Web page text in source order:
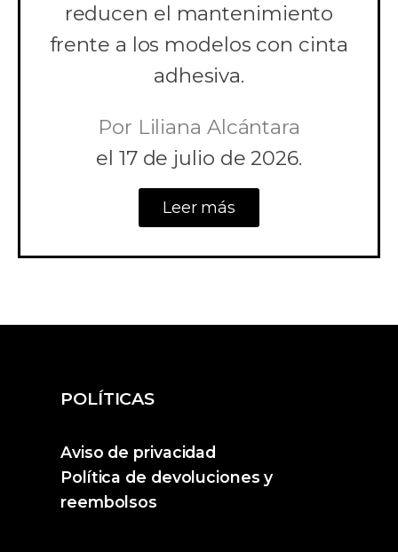
reducen el mantenimiento
frente a los modelos con cinta
adhesiva.
Por Liliana Alcántara
el 17 de julio de 2026.
Leer más
POLÍTICAS
Aviso de privacidad
Política de devoluciones y
reembolsos